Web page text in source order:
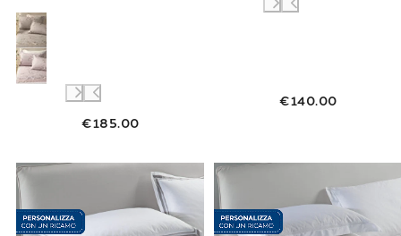
€185.00
€140.00
Link to "Completo Lenzuola Matrimoniale